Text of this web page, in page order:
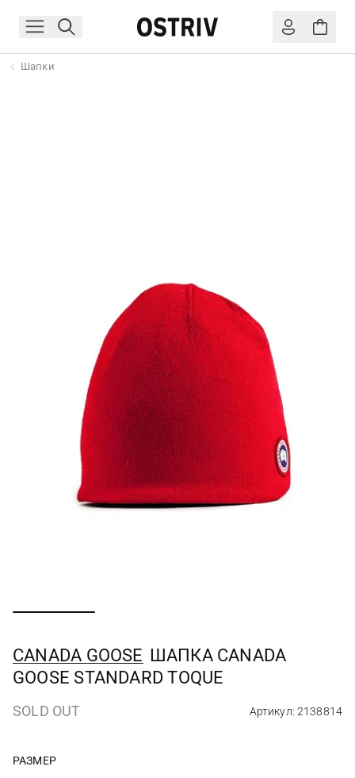
Шапки
CANADA GOOSE ШАПКА CANADA
GOOSE STANDARD TOQUE
SOLD OUT Артикул: 2138814
РАЗМЕР